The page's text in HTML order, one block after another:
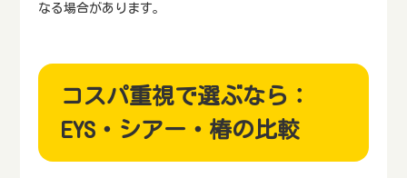
なる場合があります。
コスパ重視で選ぶなら：
EYS・シアー・椿の比較